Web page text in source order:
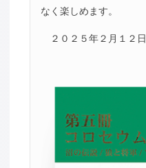
なく楽しめます。
２０２５年２月１２日